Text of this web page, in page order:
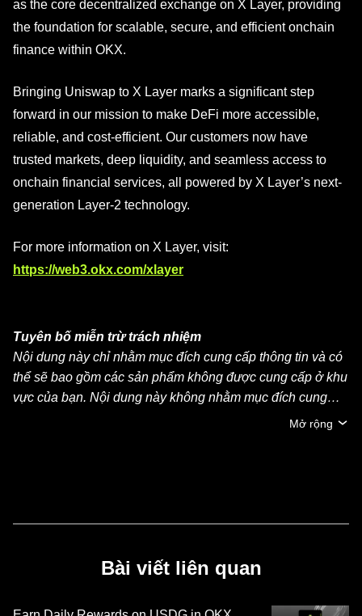
as the core decentralized exchange on X Layer, providing
the foundation for scalable, secure, and efficient onchain
finance within OKX.
Bringing Uniswap to X Layer marks a significant step
forward in our mission to make DeFi more accessible,
reliable, and cost-efficient. Our customers now have
trusted markets, deep liquidity, and seamless access to
onchain financial services, all powered by X Layer’s next-
generation Layer-2 technology.
For more information on X Layer, visit:
https://web3.okx.com/xlayer
Tuyên bố miễn trừ trách nhiệm
Nội dung này chỉ nhằm mục đích cung cấp thông tin và có
thể sẽ bao gồm các sản phẩm không được cung cấp ở khu
vực của bạn. Nội dung này không nhằm mục đích cung
cấp (i) lời khuyên đầu tư hoặc khuyến nghị đầu tư, (ii) lời
hợp với điều kiện tài chính của mình hay không. Vui lòng
tham khảo ý kiến chuyên gia pháp lý/thuế/đầu tư nếu có
Mở rộng
Bài viết liên quan